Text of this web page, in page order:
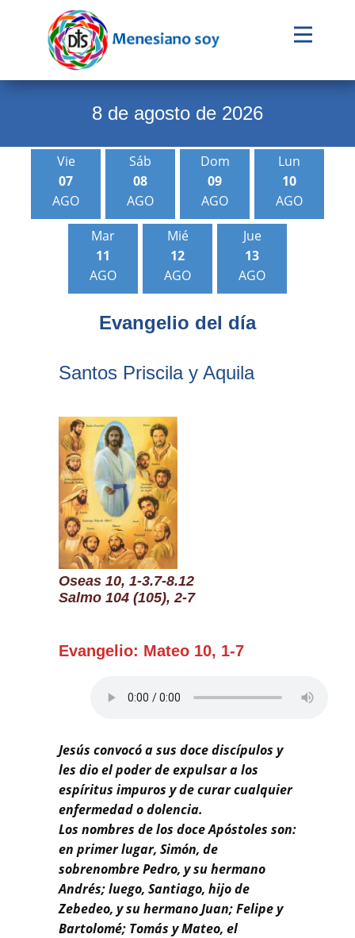
Evangelio
Novena
Institucional
Familia Menesiana
Pastoral Vocacional
Recursos
8 de agosto de 2026
Vie
07
AGO
Sáb
08
AGO
Dom
09
AGO
Lun
10
AGO
Mar
11
AGO
Mié
12
AGO
Jue
13
AGO
Evangelio del día
Santos Priscila y Aquila
Oseas 10, 1-3.7-8.12
Salmo 104 (105), 2-7
Evangelio: Mateo 10, 1-7
Jesús convocó a sus doce discípulos y
les dio el poder de expulsar a los
espíritus impuros y de curar cualquier
enfermedad o dolencia.
Los nombres de los doce Apóstoles son:
en primer lugar, Simón, de
sobrenombre Pedro, y su hermano
Andrés; luego, Santiago, hijo de
Zebedeo, y su hermano Juan; Felipe y
Bartolomé; Tomás y Mateo, el